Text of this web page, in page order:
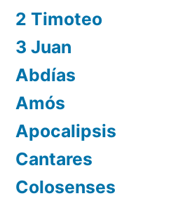
2 Timoteo
3 Juan
Abdías
Amós
Apocalipsis
Cantares
Colosenses